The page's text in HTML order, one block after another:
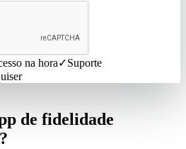
na hora✓Suporte
de fidelidade
?